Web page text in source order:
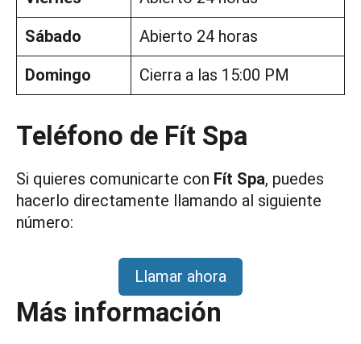
Sábado
Abierto 24 horas
Domingo
Cierra a las 15:00 PM
Teléfono de Fít Spa
Si quieres comunicarte con Fít Spa, puedes
hacerlo directamente llamando al siguiente
número:
Llamar ahora
Más información